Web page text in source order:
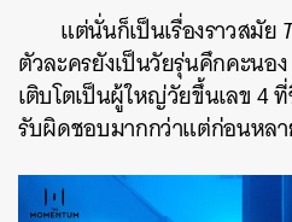
แต่นั่นก็เป็นเรื่องราวสมัย
ตัวละครยังเป็นวัยรุ่นคึกคะนอ
เติบโตเป็นผู้ใหญ่วัยขึ้นเลข 4
รับผิดชอบมากกว่าแต่ก่อนหลา